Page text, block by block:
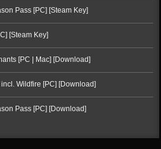
Pass [PC] [Steam Key]
[Steam Key]
[PC | Mac] [Download]
Wildfire [PC] [Download]
Pass [PC] [Download]